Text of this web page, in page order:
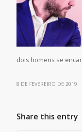
dois homens se
8 DE FEVEREIRO DE 2019
Share this entry